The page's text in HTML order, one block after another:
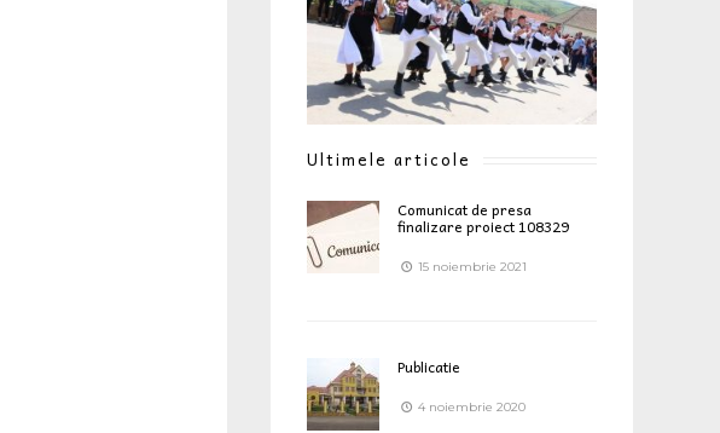
Ultimele articole
Comunicat de presa
finalizare proiect 108329
15 noiembrie 2021
Publicatie
4 noiembrie 2020